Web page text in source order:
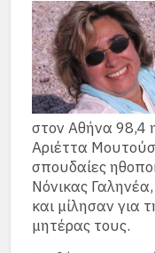
στον Αθήνα 98,4
Αριέττα
σπουδαίες
Νόνικας
και μίλησαν για
μητέρας τους.